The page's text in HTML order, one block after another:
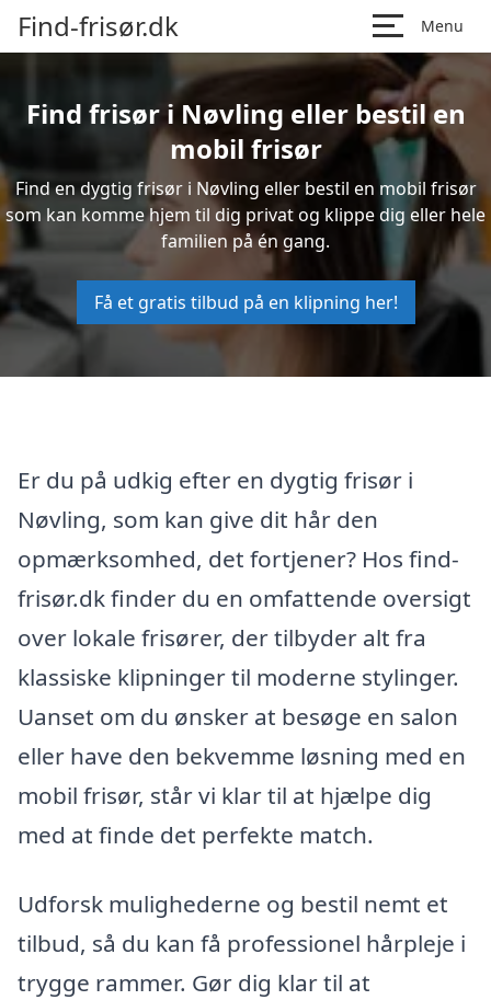
Find-frisør.dk Menu
Find frisør i Nøvling eller bestil en
mobil frisør
Find en dygtig frisør i Nøvling eller bestil en mobil frisør
som kan komme hjem til dig privat og klippe dig eller hele
familien på én gang.
Få et gratis tilbud på en klipning her!
Er du på udkig efter en dygtig frisør i
Nøvling, som kan give dit hår den
opmærksomhed, det fortjener? Hos find-
frisør.dk finder du en omfattende oversigt
over lokale frisører, der tilbyder alt fra
klassiske klipninger til moderne stylinger.
Uanset om du ønsker at besøge en salon
eller have den bekvemme løsning med en
mobil frisør, står vi klar til at hjælpe dig
med at finde det perfekte match.
Udforsk mulighederne og bestil nemt et
tilbud, så du kan få professionel hårpleje i
trygge rammer. Gør dig klar til at